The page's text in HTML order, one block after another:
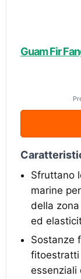
Guam Fir
Sfruttano
marine
della
ed
Sostanze
fitoestratti
essenziali